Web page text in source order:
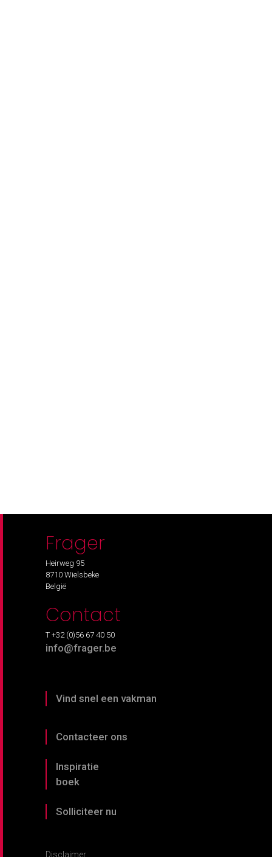
Frager
Heirweg 95
8710 Wielsbeke
België
Contact
T +32 (0)56 67 40 50
info@frager.be
Vind snel een vakman
Contacteer ons
Inspiratie
boek
Solliciteer nu
Disclaimer